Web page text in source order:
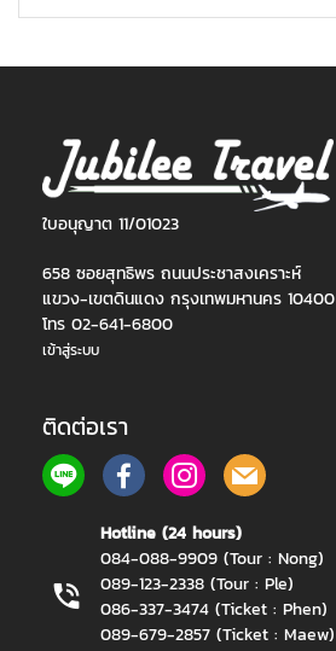
ใบอนุญาต 11/01023
658 ซอยสุทธิพร ถนนประชาสงเคราะห์
แขวง-เขตดินแดง กรุงเทพมหานคร 10400
โทร 02-641-6800
เข้าสู่ระบบ
ติดต่อเรา
Hotline (24 hours)
084-088-9909 (Tour : Nong)
089-123-2338 (Tour : Ple)
086-337-3474 (Ticket : Phen)
089-679-2857 (Ticket : Maew)